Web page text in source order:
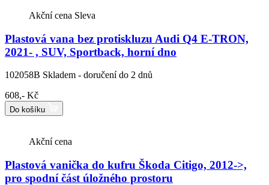
Akční cena Sleva
Plastová vana bez protiskluzu Audi Q4 E-TRON,
2021- , SUV, Sportback, horní dno
102058B Skladem - doručení do 2 dnů
608,- Kč
Do košíku
Akční cena
Plastová vanička do kufru Škoda Citigo, 2012->,
pro spodní část úložného prostoru